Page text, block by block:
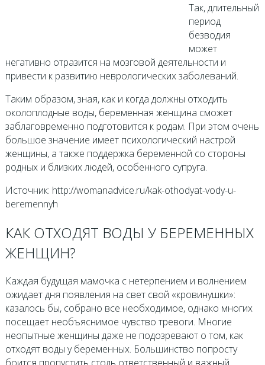
Так, длительный
период
безводия
может
негативно отразится на мозговой деятельности и
привести к развитию неврологических заболеваний.
Таким образом, зная, как и когда должны отходить
околоплодные воды, беременная женщина сможет
заблаговременно подготовится к родам. При этом очень
большое значение имеет психологический настрой
женщины, а также поддержка беременной со стороны
родных и близких людей, особенного супруга.
Источник: http://womanadvice.ru/kak-othodyat-vody-u-
beremennyh
КАК ОТХОДЯТ ВОДЫ У БЕРЕМЕННЫХ
ЖЕНЩИН?
Каждая будущая мамочка с нетерпением и волнением
ожидает дня появления на свет свой «кровинушки»:
казалось бы, собрано все необходимое, однако многих
посещает необъяснимое чувство тревоги. Многие
неопытные женщины даже не подозревают о том, как
отходят воды у беременных. Большинство попросту